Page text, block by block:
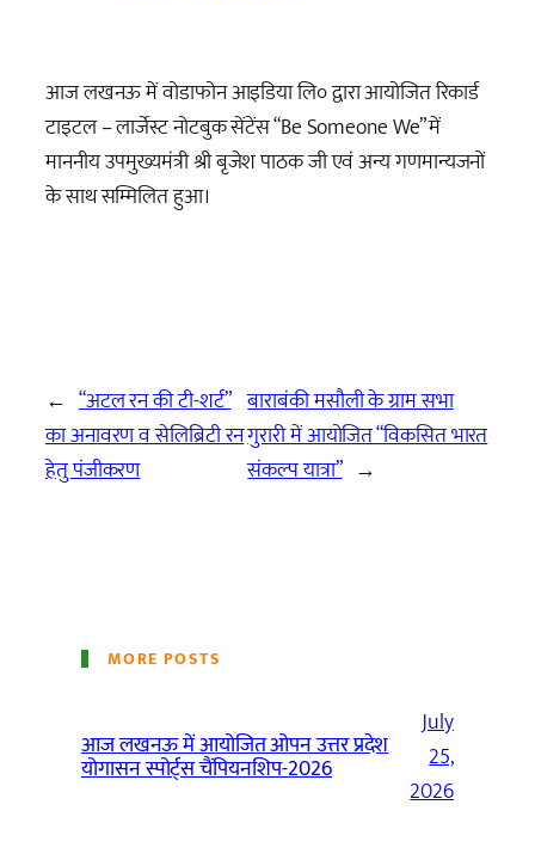
आज लखनऊ में वोडाफोन आइडिया लि० द्वारा आयोजित रिकार्ड
टाइटल – लार्जेस्ट नोटबुक सेंटेंस “Be Someone We” में
माननीय उपमुख्यमंत्री श्री बृजेश पाठक जी एवं अन्य गणमान्यजनों
के साथ सम्मिलित हुआ।
← “अटल रन की टी-शर्ट”
का अनावरण व सेलिब्रिटी रन
हेतु पंजीकरण
बाराबंकी मसौली के ग्राम सभा
गुरारी में आयोजित “विकसित भारत
संकल्प यात्रा” →
MORE POSTS
आज लखनऊ में आयोजित ओपन उत्तर प्रदेश
योगासन स्पोर्ट्स चैंपियनशिप-2026
July
25,
2026